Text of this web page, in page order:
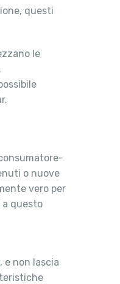
questi
le
o nuove
vero per
a questo
e non lascia